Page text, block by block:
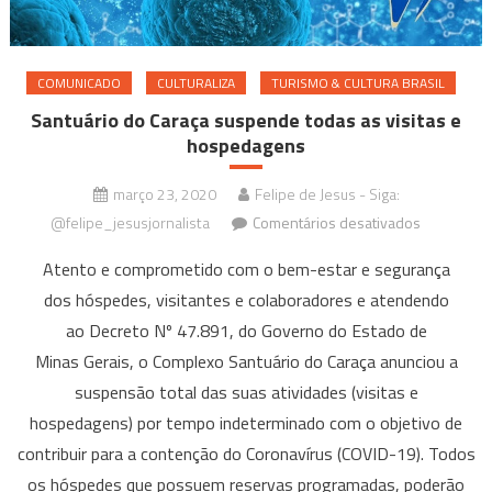
COMUNICADO CULTURALIZA TURISMO & CULTURA BRASIL
Santuário do Caraça suspende todas as visitas e
hospedagens
março 23, 2020
Felipe de Jesus - Siga:
@felipe_jesusjornalista
Comentários desativadosem
do
Caraça
suspende
todas
visitas
Atento e comprometido com o bem-estar e segurança
dos hóspedes, visitantes e colaboradores e atendendo
ao Decreto Nº 47.891, do Governo do Estado de
Minas Gerais, o Complexo Santuário do Caraça anunciou a
suspensão total das suas atividades (visitas e
hospedagens) por tempo indeterminado com o objetivo de
contribuir para a contenção do Coronavírus (COVID-19). Todos
os hóspedes que possuem reservas programadas, poderão